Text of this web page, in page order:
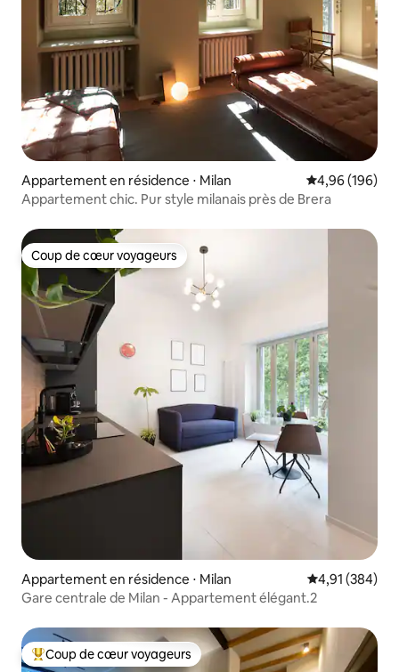
Appartement en résidence ⋅ Milan Évaluation
4,96 (196)
Appartement chic. Pur style milanais près de Brera
Coup de cœur voyageurs
Coup de cœur voyageurs
Appartement en résidence ⋅ Milan Évaluation
4,91 (384)
Gare centrale de Milan - Appartement élégant.2
Coups de cœur voyageurs les plus appréciés
Coup de cœur voyageurs